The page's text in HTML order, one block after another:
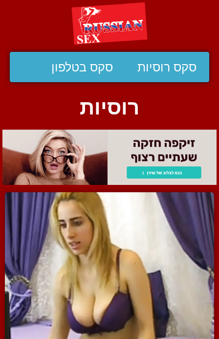
סקס רוסיות סקס בטלפון
רוסיות